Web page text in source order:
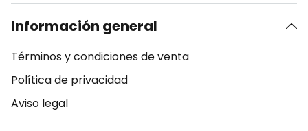
Información general
Términos y condiciones de venta
Política de privacidad
Aviso legal